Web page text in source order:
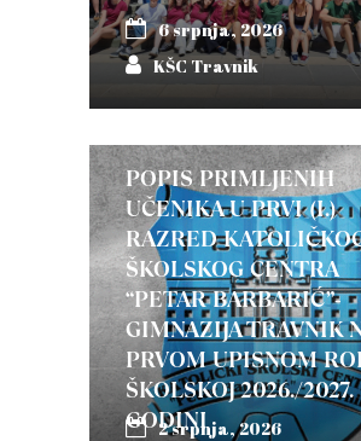
6 srpnja, 2026
KŠC Travnik
POPIS PRIMLJENIH
UČENIKA U PRVI (I.)
RAZRED
ŠKOLSKOG CENTRA
“PETAR BARBARIĆ”-
GIMNAZIJA TRAVNIK
PRVOM UPISNOM
ŠKOLSKOJ 2026./2027.
GODINI
2 srpnja, 2026